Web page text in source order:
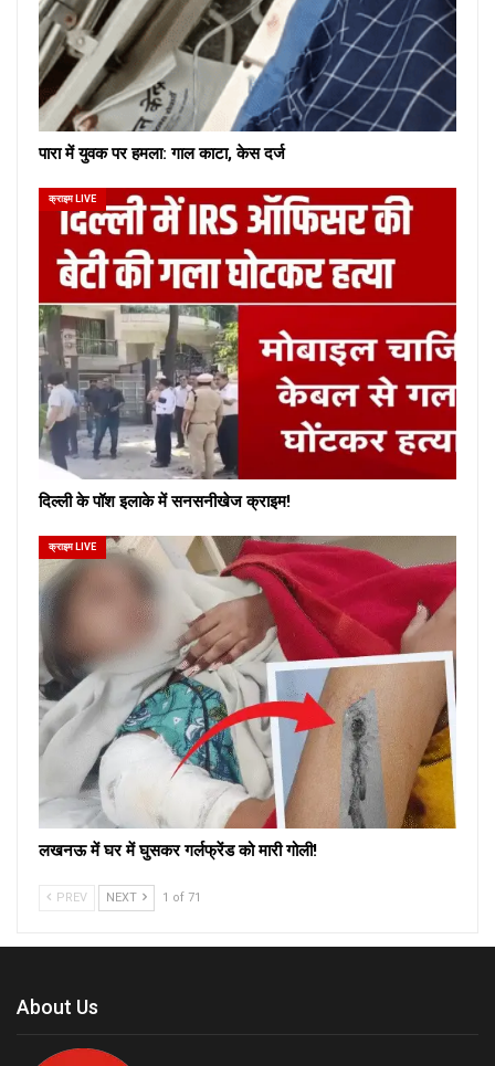
पारा में युवक पर हमला: गाल काटा, केस दर्ज
क्राइम LIVE
दिल्ली के पॉश इलाके में सनसनीखेज क्राइम!
क्राइम LIVE
लखनऊ में घर में घुसकर गर्लफ्रेंड को मारी गोली!
PREV NEXT 1 of 71
About Us